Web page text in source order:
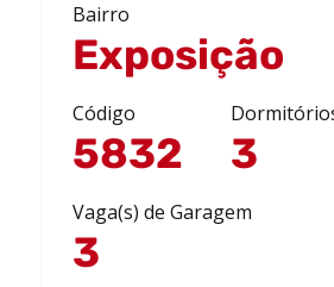
Bairro
Exposição
Código
5832 3
Vaga(s) de Garagem
3